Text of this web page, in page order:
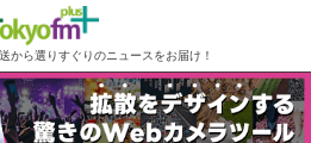
から選りすぐりのニュースをお届け！